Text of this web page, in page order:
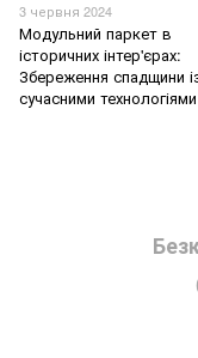
3 червня 2024
Модульний паркет в
історичних інтер'єрах:
Збереження спадщини
сучасними технологіями